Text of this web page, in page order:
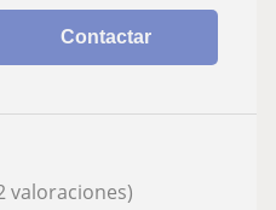
Contactar
valoraciones)